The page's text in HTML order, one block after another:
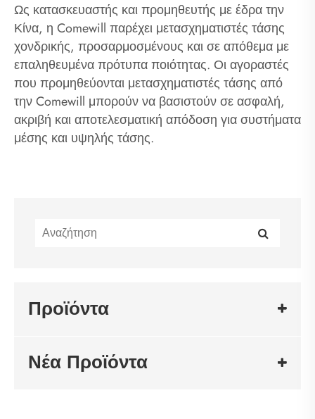
Ως κατασκευαστής και προμηθευτής με έδρα την
Κίνα, η Comewill παρέχει μετασχηματιστές τάσης
χονδρικής, προσαρμοσμένους και σε απόθεμα με
επαληθευμένα πρότυπα ποιότητας. Οι αγοραστές
που προμηθεύονται μετασχηματιστές τάσης από
την Comewill μπορούν να βασιστούν σε ασφαλή,
ακριβή και αποτελεσματική απόδοση για συστήματα
μέσης και υψηλής τάσης.
Προϊόντα
Νέα Προϊόντα